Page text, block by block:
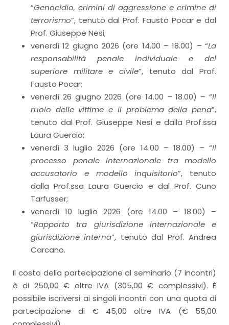
“Genocidio, crimini di aggressione e crimine di
terrorismo”, tenuto dal Prof. Fausto Pocar e dal
Prof. Giuseppe Nesi;
venerdì 12 giugno 2026 (ore 14.00 – 18.00) – “La
responsabilità penale individuale e del
superiore militare e civile”, tenuto dal Prof.
Fausto Pocar;
venerdì 26 giugno 2026 (ore 14.00 – 18.00) – “Il
ruolo delle vittime e il problema della pena”,
tenuto dal Prof. Giuseppe Nesi e dalla Prof.ssa
Laura Guercio;
venerdì 3 luglio 2026 (ore 14.00 – 18.00) – “Il
processo penale internazionale tra modello
accusatorio e modello inquisitorio”, tenuto
dalla Prof.ssa Laura Guercio e dal Prof. Cuno
Tarfusser;
venerdì 10 luglio 2026 (ore 14.00 – 18.00) –
“Rapporto tra giurisdizione internazionale e
giurisdizione interna”, tenuto dal Prof. Andrea
Carcano.
Il costo della partecipazione al seminario (7 incontri)
è di 250,00 € oltre IVA (305,00 € complessivi). È
possibile iscriversi ai singoli incontri con una quota di
partecipazione di € 45,00 oltre IVA (€ 55,00